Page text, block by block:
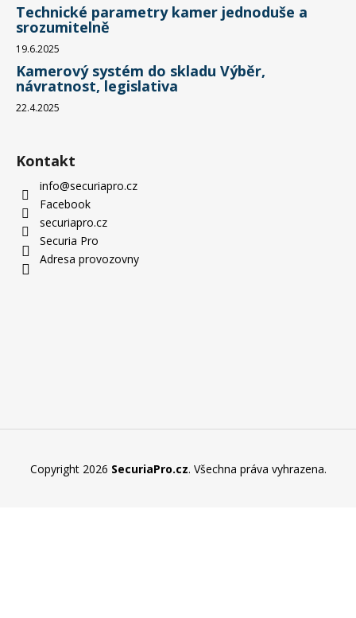
Technické parametry kamer jednoduše a
srozumitelně
19.6.2025
Kamerový systém do skladu Výběr,
návratnost, legislativa
22.4.2025
Kontakt
info@securiapro.cz
Facebook
securiapro.cz
Securia Pro
Adresa provozovny
Copyright 2026 SecuriaPro.cz. Všechna práva vyhrazena.